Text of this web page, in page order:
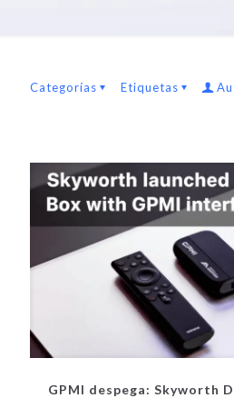
Categorías Etiquetas
GPMI despega: Skyworth